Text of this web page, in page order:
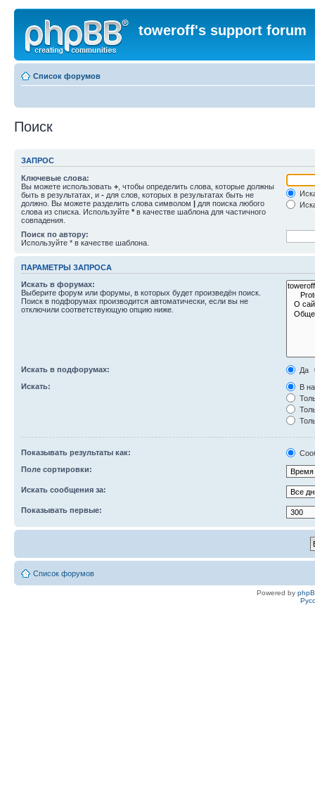
toweroff's support forum
Список форумов
Поиск
ЗАПРОС
Ключевые слова:
Вы можете использовать + , чтобы определить слова, которые должны
быть в результатах, и - для слов, которых в результатах быть не
должно. Вы можете разделить слова символом | для поиска любого
слова из списка. Используйте * в качестве шаблона для частичного
совпадения.
Поиск по автору:
Используйте * в качестве шаблона.
ПАРАМЕТРЫ ЗАПРОСА
Искать в форумах:
Выберите форум или форумы, в которых будет произведён поиск.
Поиск в подфорумах производится автоматически, если вы не
отключили соответствующую опцию ниже.
Искать в подфорумах:
Да
Искать:
В
Показывать результаты как:
Поле сортировки:
Искать сообщения за:
Показывать первые:
Список форумов
Powered by